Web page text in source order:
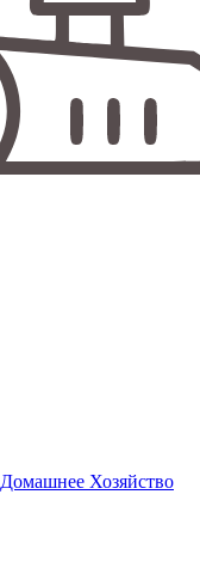
Домашнее Хозяйство